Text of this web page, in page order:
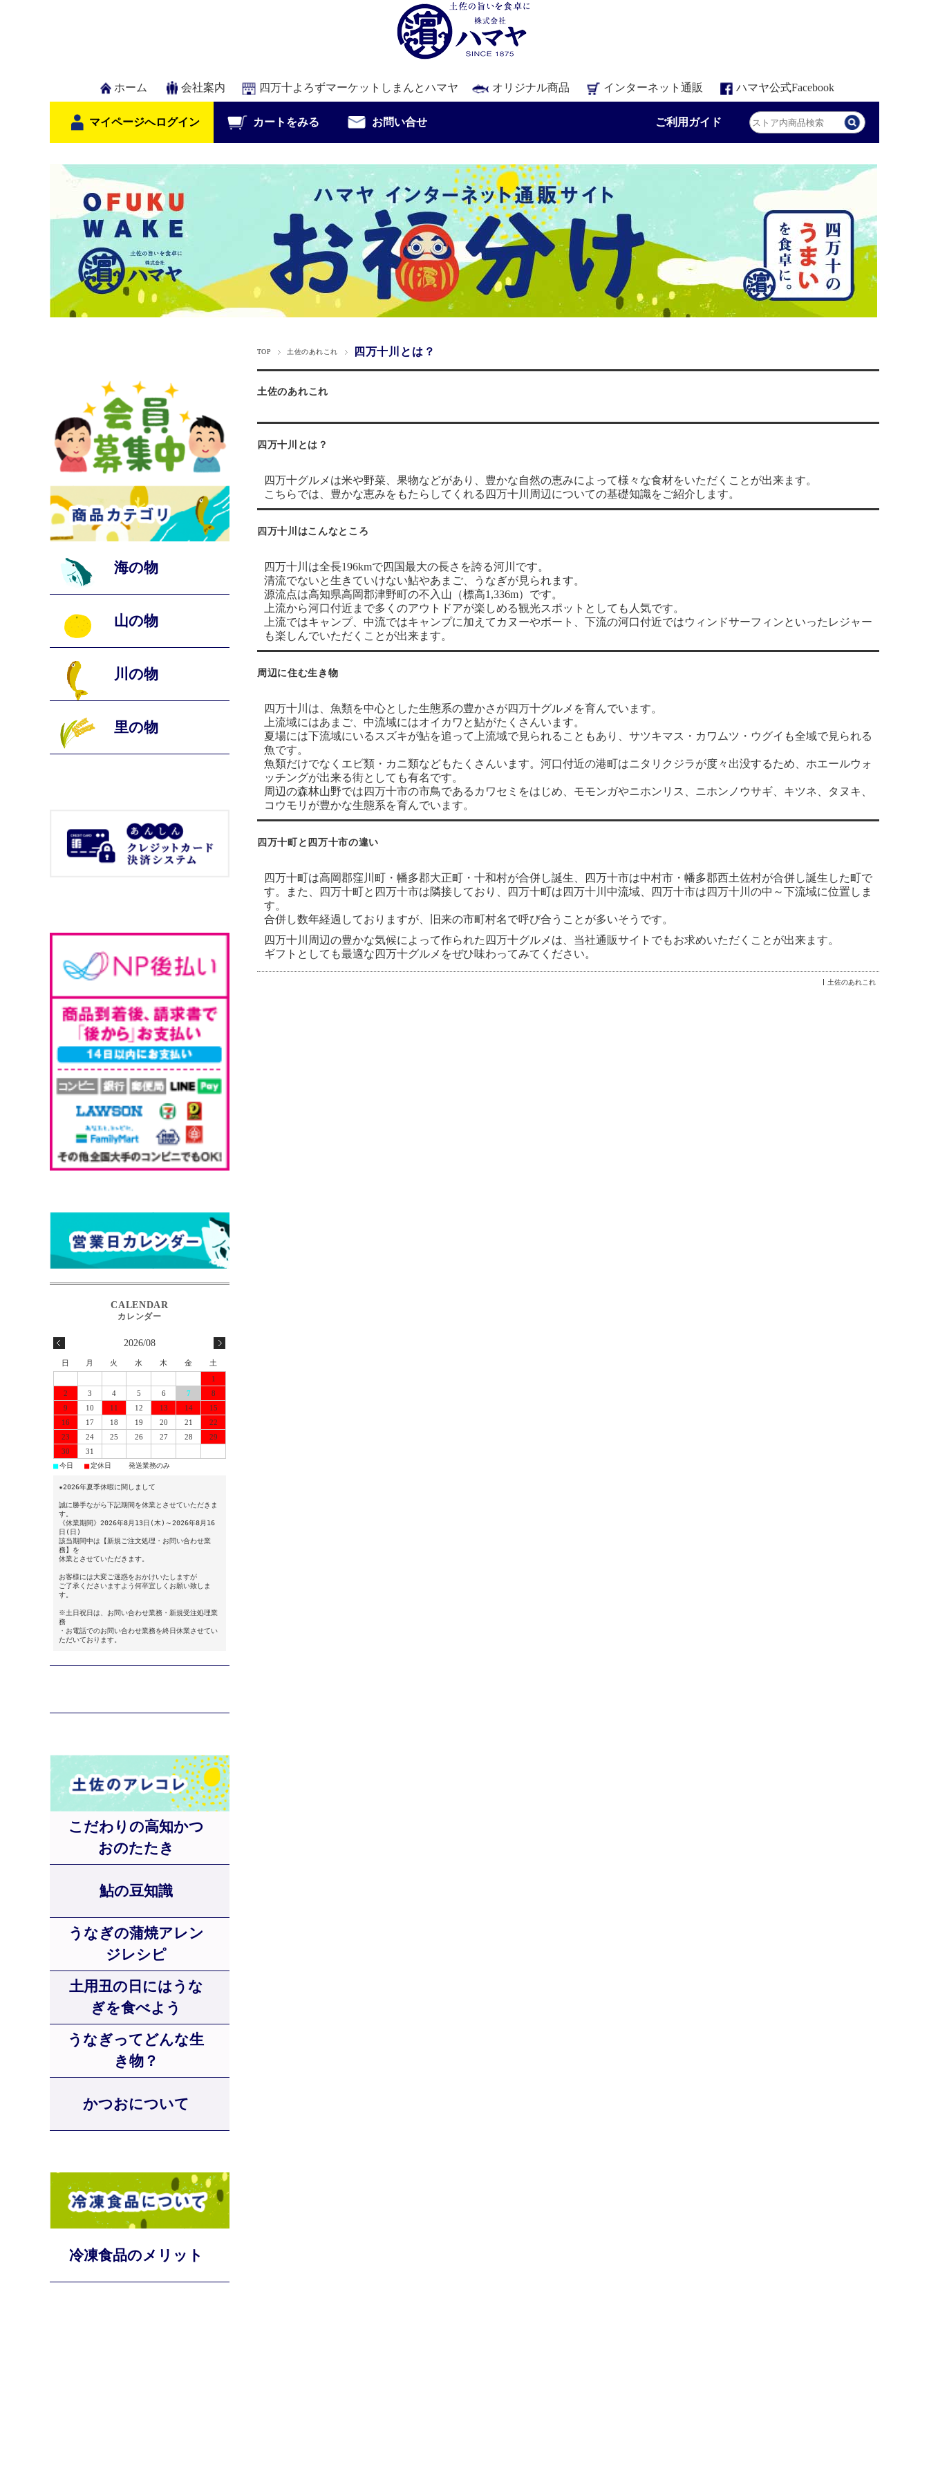
ホーム 会社案内 四万十よろずマーケットしまんとハマヤ オリジナル商品 インターネット通販 ハマヤ公式Facebook
マイページへログイン カートをみる お問い合せ ご利用ガイド
TOP 土佐のあれこれ 四万十川とは？
土佐のあれこれ
四万十川とは？
四万十グルメは米や野菜、果物などがあり、豊かな自然の恵みによって様々な食材をいただくことが出来ます。
こちらでは、豊かな恵みをもたらしてくれる四万十川周辺についての基礎知識をご紹介します。
四万十川はこんなところ
四万十川は全長196kmで四国最大の長さを誇る河川です。
清流でないと生きていけない鮎やあまご、うなぎが見られます。
源流点は高知県高岡郡津野町の不入山（標高1,336m）です。
上流から河口付近まで多くのアウトドアが楽しめる観光スポットとしても人気です。
上流ではキャンプ、中流ではキャンプに加えてカヌーやボート、下流の河口付近ではウィンドサーフィンといったレジャー
も楽しんでいただくことが出来ます。
周辺に住む生き物
四万十川は、魚類を中心とした生態系の豊かさが四万十グルメを育んでいます。
上流域にはあまご、中流域にはオイカワと鮎がたくさんいます。
夏場には下流域にいるスズキが鮎を追って上流域で見られることもあり、サツキマス・カワムツ・ウグイも全域で見られる
魚です。
魚類だけでなくエビ類・カニ類などもたくさんいます。河口付近の港町はニタリクジラが度々出没するため、ホエールウォ
ッチングが出来る街としても有名です。
周辺の森林山野では四万十市の市鳥であるカワセミをはじめ、モモンガやニホンリス、ニホンノウサギ、キツネ、タヌキ、
コウモリが豊かな生態系を育んでいます。
四万十町と四万十市の違い
四万十町は高岡郡窪川町・幡多郡大正町・十和村が合併し誕生、四万十市は中村市・幡多郡西土佐村が合併し誕生した町で
す。また、四万十町と四万十市は隣接しており、四万十町は四万十川中流域、四万十市は四万十川の中～下流域に位置しま
す。
合併し数年経過しておりますが、旧来の市町村名で呼び合うことが多いそうです。
四万十川周辺の豊かな気候によって作られた四万十グルメは、当社通販サイトでもお求めいただくことが出来ます。
ギフトとしても最適な四万十グルメをぜひ味わってみてください。
土佐のあれこれ
海の物
山の物
川の物
里の物
2026/08
日 月 火 水 木 金
土
1
2
3 4 5 6 7
8
9
10 11 12 13 14
15
16
17 18 19 20 21
22
23
24 25 26 27 28
29
30
31
■今日 ■定休日 発送業務のみ
★2026年夏季休暇に関しまして
誠に勝手ながら下記期間を休業とさせていただきま
す。
《休業期間》2026年8月13日(木)～2026年8月16
日(日)
該当期間中は【新規ご注文処理・お問い合わせ業
務】を
休業とさせていただきます。
お客様には大変ご迷惑をおかけいたしますが
ご了承くださいますよう何卒宜しくお願い致しま
す。
※土日祝日は、お問い合わせ業務・新規受注処理業
務
・お電話でのお問い合わせ業務を終日休業させてい
ただいております。
こだわりの高知かつ
おのたたき
鮎の豆知識
うなぎの蒲焼アレン
ジレシピ
土用丑の日にはうな
ぎを食べよう
うなぎってどんな生
き物？
かつおについて
冷凍食品のメリット